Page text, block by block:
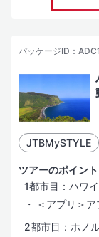
パッケージID：
JTBMySTYLE
ツアーのポイント
1都市目：ハワ
＜アプリ＞
2都市目：ホノ